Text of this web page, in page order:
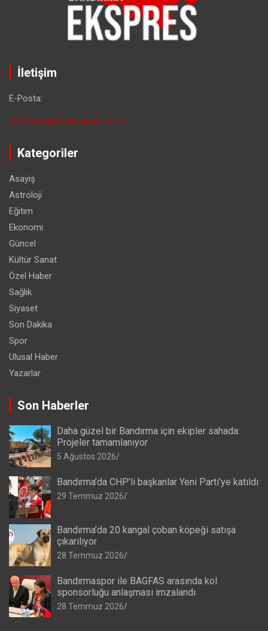
İletişim
E-Posta:
info@bandirmaekspres.com.tr
Kategoriler
Asayiş
Astroloji
Eğitim
Ekonomi
Güncel
Kültür Sanat
Özel Haber
Sağlık
Siyaset
Son Dakika
Spor
Ulusal Haber
Yazarlar
Son Haberler
Daha güzel bir Bandırma için ekipler sahada:
Projeler tamamlanıyor
5 Ağustos 2026
Bandırma’da CHP’li başkanlar Yeni Parti’ye katıldı
29 Temmuz 2026
Bandırma’da 20 kangal çoban köpeği satışa
çıkarılıyor
28 Temmuz 2026
Bandırmaspor ile BAGFAS arasında kol
sponsorluğu anlaşması imzalandı
28 Temmuz 2026